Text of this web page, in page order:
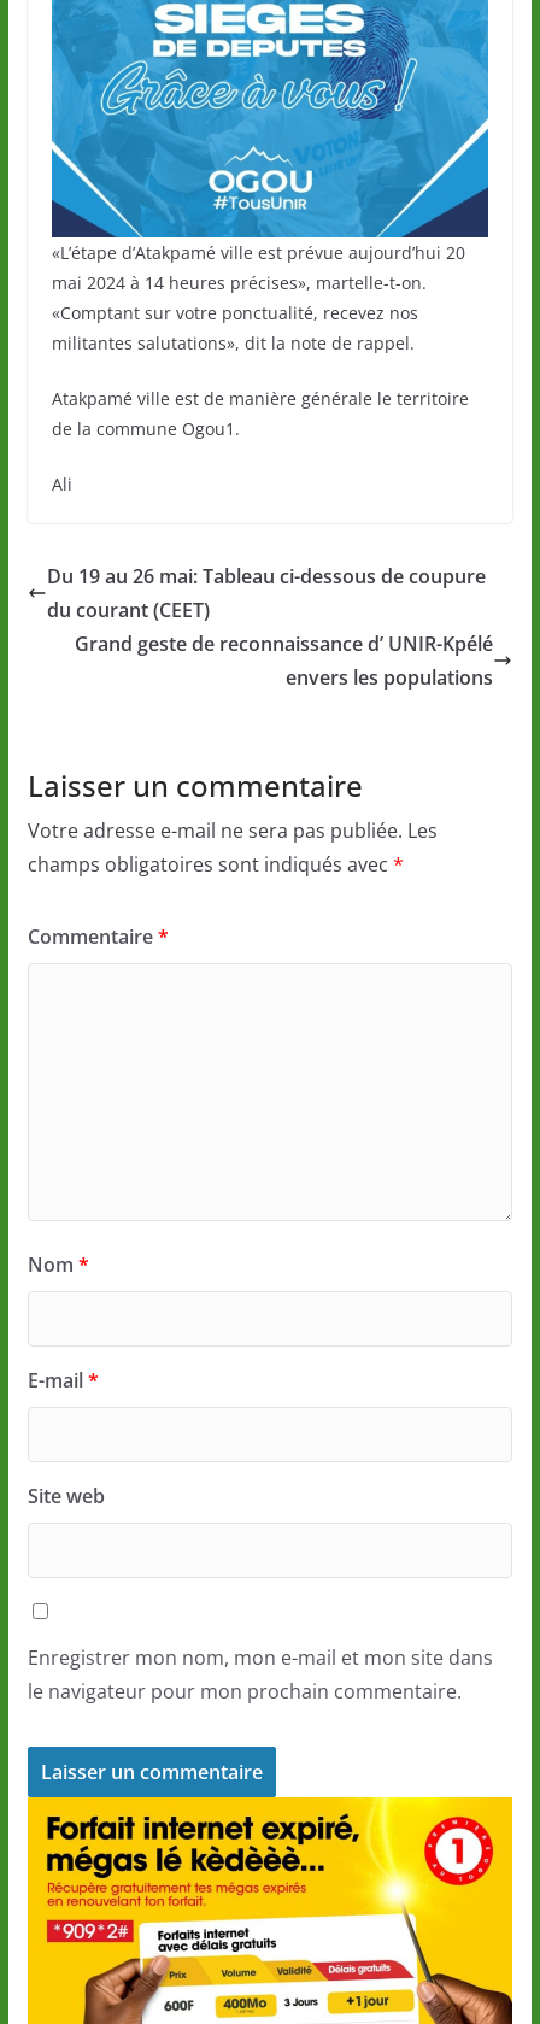
«L’étape d’Atakpamé ville est prévue aujourd’hui 20
mai 2024 à 14 heures précises», martelle-t-on.
«Comptant sur votre ponctualité, recevez nos
militantes salutations», dit la note de rappel.
Atakpamé ville est de manière générale le territoire
de la commune Ogou1.
Ali
Du 19 au 26 mai: Tableau ci-dessous de coupure
du courant (CEET)
Grand geste de reconnaissance d’ UNIR-Kpélé
envers les populations
Laisser un commentaire
Votre adresse e-mail ne sera pas publiée. Les
champs obligatoires sont indiqués avec *
Commentaire*
Nom *
E-mail*
Site web
Enregistrer mon nom, mon e-mail et mon site dans
le navigateur pour mon prochain commentaire.